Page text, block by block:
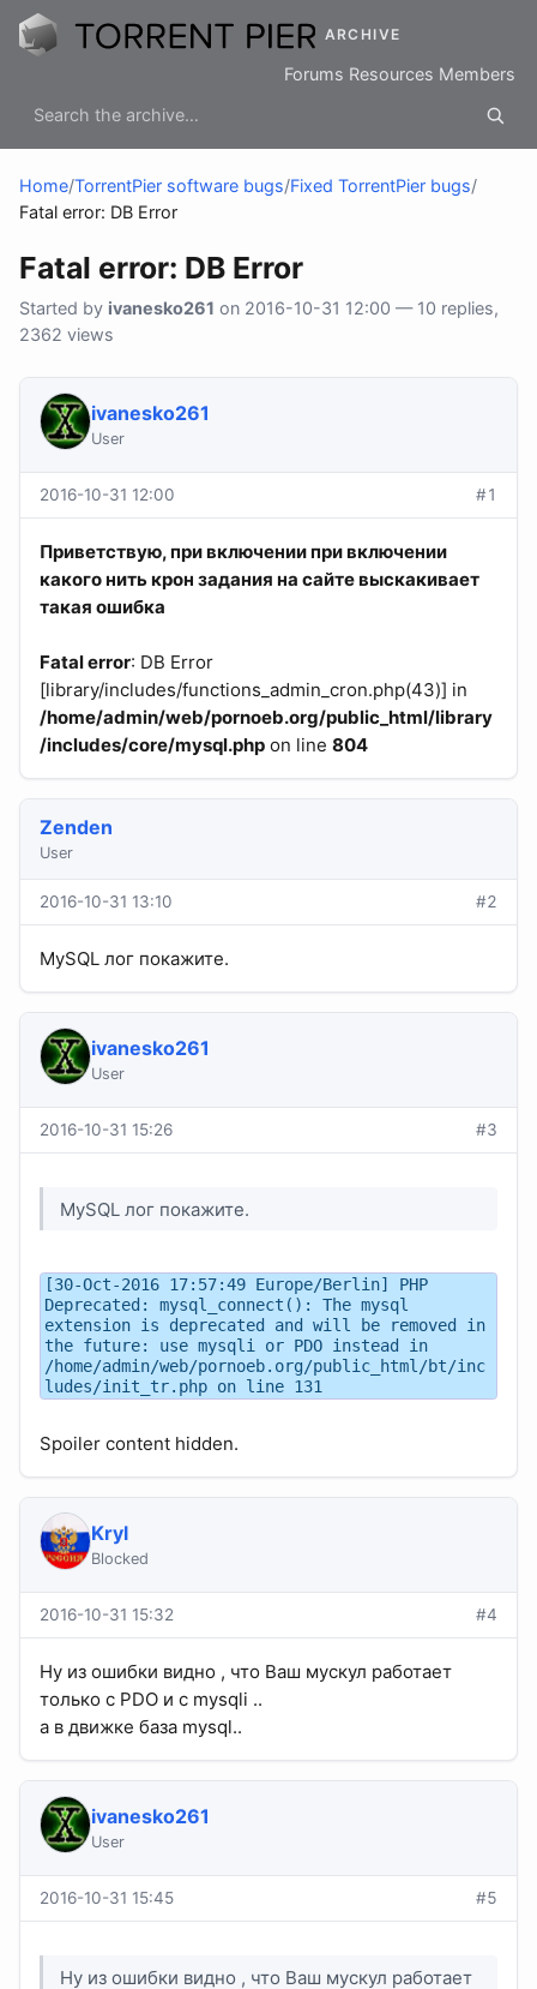
ARCHIVE
Forums Resources Members
Home/TorrentPier software bugs/Fixed TorrentPier bugs/
Fatal error: DB Error
Fatal error: DB Error
Started by ivanesko261 on 2016-10-31 12:00 — 10 replies,
2362 views
ivanesko261
User
2016-10-31 12:00 #1
Приветствую, при включении при включении
какого нить крон задания на сайте выскакивает
такая ошибка
Fatal error: DB Error
[library/includes/functions_admin_cron.php(43)] in
/home/admin/web/pornoeb.org/public_html/library
/includes/core/mysql.php on line 804
Zenden
User
2016-10-31 13:10 #2
MySQL лог покажите.
ivanesko261
User
2016-10-31 15:26 #3
MySQL лог покажите.
[30-Oct-2016 17:57:49 Europe/Berlin] PHP
Deprecated: mysql_connect(): The mysql
extension is deprecated and will be removed in
the future: use mysqli or PDO instead in
/home/admin/web/pornoeb.org/public_html/bt/inc
ludes/init_tr.php on line 131
Spoiler content hidden.
Kryl
Blocked
2016-10-31 15:32 #4
Ну из ошибки видно , что Ваш мускул работает
только с PDO и с mysqli ..
а в движке база mysql..
ivanesko261
User
2016-10-31 15:45 #5
Ну из ошибки видно , что Ваш мускул работает